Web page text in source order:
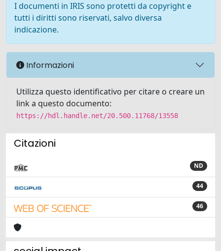
I documenti in IRIS sono protetti da copyright e
tutti i diritti sono riservati, salvo diversa
indicazione.
Informazioni
Utilizza questo identificativo per citare o creare un
link a questo documento:
https://hdl.handle.net/20.500.11768/13558
Citazioni
ND
44
46